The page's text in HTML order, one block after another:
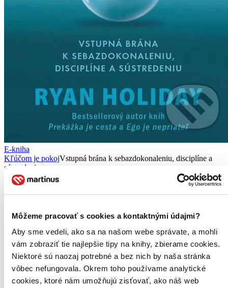
Môžeme pracovať s cookies a kontaktnými údajmi?
Aby sme vedeli, ako sa na našom webe správate, a mohli
vám zobraziť tie najlepšie tipy na knihy, zbierame cookies.
Niektoré sú naozaj potrebné a bez nich by naša stránka
vôbec nefungovala. Okrem toho používame analytické
cookies, ktoré nám umožňujú zisťovať, ako náš web
E-kniha
Kľúčom je pokojVstupná brána k sebazdokonaleniu, disciplíne a
sústredeniu
Ryan Holiday
spoločnú jednu schopnosť. Umožňuje im nepodľahnúť emóciám,
utíšiť rozháranú myseľ a nenechať sa rozptyľovať neustálym
prúdom myšlienok.
E-kniha PDF EPUB MOBI
7,95 €
Ihneď na stiahnutie
Máte čítačku, tablet alebo mobil? Stiahnite si do nich e-knihu:
budete ju mať hneď a ešte aj ušetríte život stromom. Viac